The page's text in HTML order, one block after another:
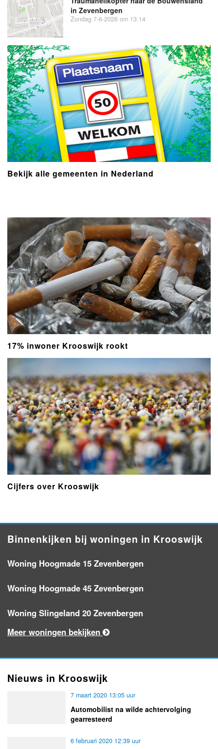
in Zevenbergen
Zondag 7-6-2026 om 13:14
Bekijk alle gemeenten in Nederland
17% inwoner Krooswijk rookt
Cijfers over Krooswijk
Binnenkijken bij woningen in Krooswijk
Woning Hoogmade 15 Zevenbergen
Woning Hoogmade 45 Zevenbergen
Woning Slingeland 20 Zevenbergen
Meer woningen bekijken
Nieuws in Krooswijk
7 maart 2020 13:05 uur
Automobilist na wilde achtervolging
gearresteerd
6 februari 2020 12:39 uur